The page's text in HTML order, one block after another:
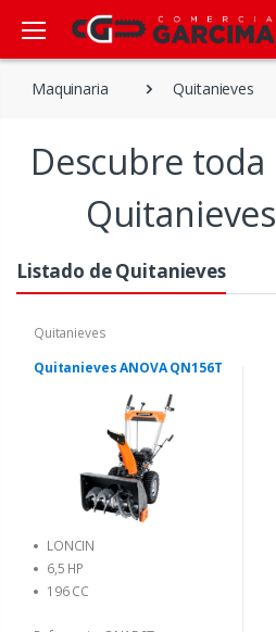
Maquinaria Quitanieves
Descubre
Listado de Quitanieves
Quitanieves
Quitanieves ANOVA QN156T
LONCIN
6,5 HP
196 CC